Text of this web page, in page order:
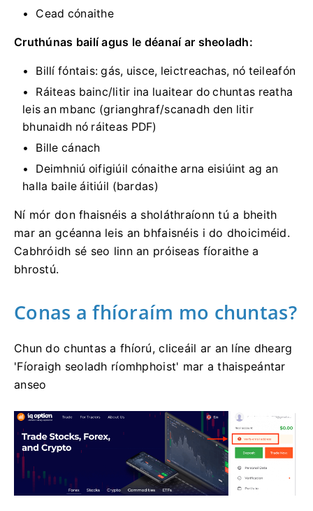
Cead cónaithe
Cruthúnas bailí agus le déanaí ar sheoladh:
Billí fóntais: gás, uisce, leictreachas, nó teileafón
Ráiteas bainc/litir ina luaitear do chuntas reatha
leis an mbanc (grianghraf/scanadh den litir
bhunaidh nó ráiteas PDF)
Bille cánach
Deimhniú oifigiúil cónaithe arna eisiúint ag an
halla baile áitiúil (bardas)
Ní mór don fhaisnéis a sholáthraíonn tú a bheith
mar an gcéanna leis an bhfaisnéis i do dhoiciméid.
Cabhróidh sé seo linn an próiseas fíoraithe a
bhrostú.
Conas a fhíoraím mo chuntas?
Chun do chuntas a fhíorú, cliceáil ar an líne dhearg
'Fíoraigh seoladh ríomhphoist' mar a thaispeántar
anseo